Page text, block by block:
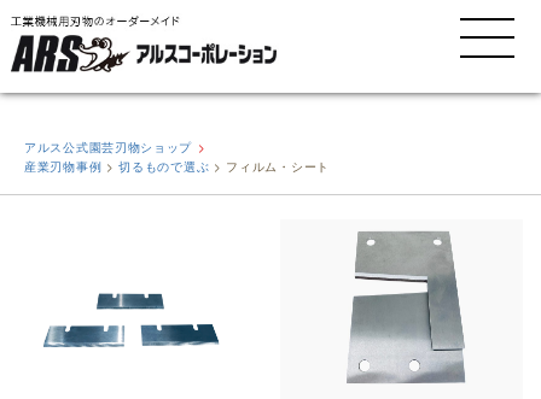
MENU
アルス公式園芸刃物ショップ
産業刃物事例 >切るもので選ぶ > フィルム・シート